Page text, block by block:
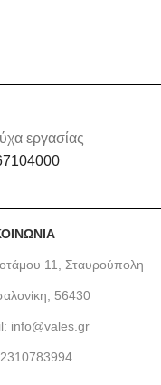
11, Σταυρούπολη
56430
info@vales.gr